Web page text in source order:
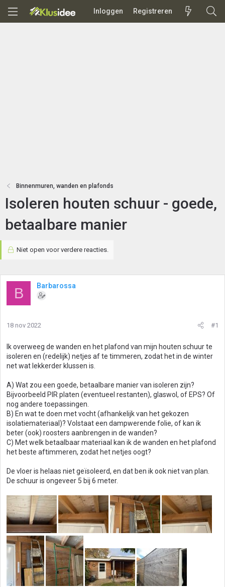
Inloggen Registreren
Binnenmuren, wanden en plafonds
Isoleren houten schuur - goede,
betaalbare manier
Niet open voor verdere reacties.
B Barbarossa
18 nov 2022 #1
Ik overweeg de wanden en het plafond van mijn houten schuur te
isoleren en (redelijk) netjes af te timmeren, zodat het in de winter
net wat lekkerder klussen is.
A) Wat zou een goede, betaalbare manier van isoleren zijn?
Bijvoorbeeld PIR platen (eventueel restanten), glaswol, of EPS? Of
nog andere toepassingen.
B) En wat te doen met vocht (afhankelijk van het gekozen
isolatiemateriaal)? Volstaat een dampwerende folie, of kan ik
beter (ook) roosters aanbrengen in de wanden?
C) Met welk betaalbaar materiaal kan ik de wanden en het plafond
het beste aftimmeren, zodat het netjes oogt?
De vloer is helaas niet geïsoleerd, en dat ben ik ook niet van plan.
De schuur is ongeveer 5 bij 6 meter.